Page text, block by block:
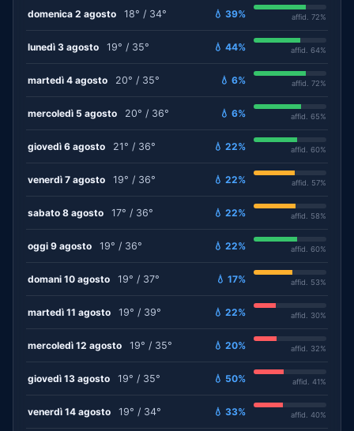
domenica 2 agosto 18° / 34° 💧 39% affid. 72%
lunedì 3 agosto 19° / 35° 💧 44% affid. 64%
martedì 4 agosto 20° / 35° 💧 6% affid. 72%
mercoledì 5 agosto 20° / 36° 💧 6% affid. 65%
giovedì 6 agosto 21° / 36° 💧 22% affid. 60%
venerdì 7 agosto 19° / 36° 💧 22% affid. 57%
sabato 8 agosto 17° / 36° 💧 22% affid. 58%
oggi 9 agosto 19° / 36° 💧 22% affid. 60%
domani 10 agosto 19° / 37° 💧 17% affid. 53%
martedì 11 agosto 19° / 39° 💧 22% affid. 30%
mercoledì 12 agosto 19° / 35° 💧 20% affid. 32%
giovedì 13 agosto 19° / 35° 💧 50% affid. 41%
venerdì 14 agosto 19° / 34° 💧 33% affid. 40%